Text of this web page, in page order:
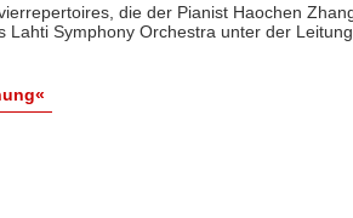
die der Pianist Haochen
Lahti Symphony Orchestra unter der Leitung